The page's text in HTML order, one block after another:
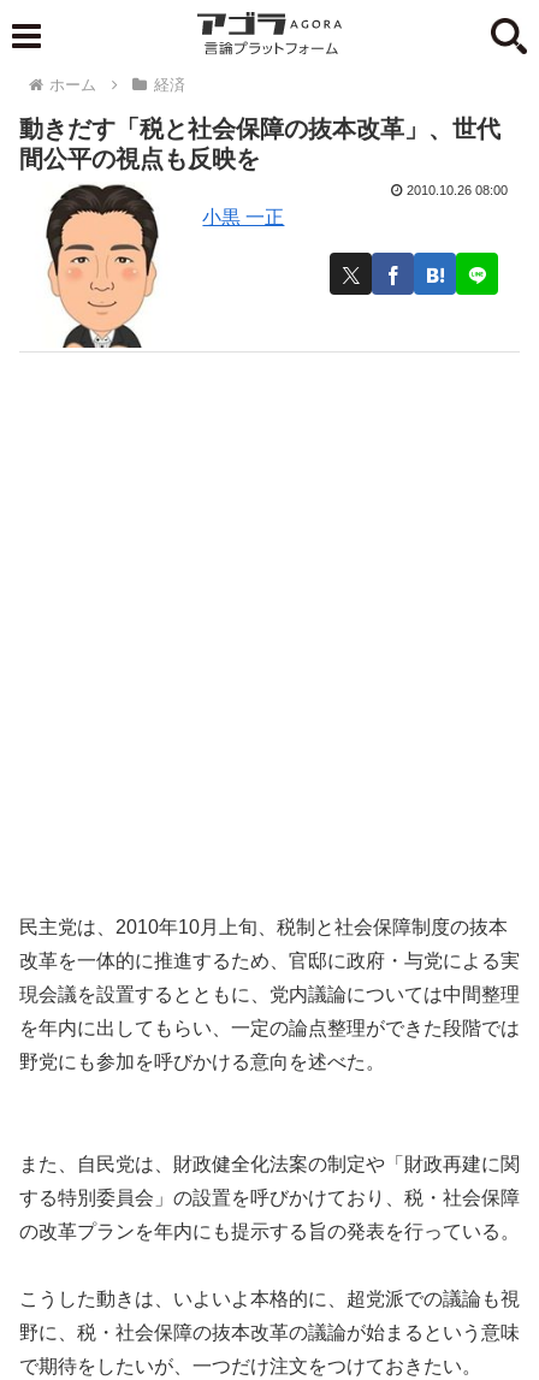
ホーム 経済
動きだす「税と社会保障の抜本改革」、世代
間公平の視点も反映を
小黒 一正
2010.10.26 08:00
民主党は、2010年10月上旬、税制と社会保障制度の抜本
改革を一体的に推進するため、官邸に政府・与党による実
現会議を設置するとともに、党内議論については中間整理
を年内に出してもらい、一定の論点整理ができた段階では
野党にも参加を呼びかける意向を述べた。
また、自民党は、財政健全化法案の制定や「財政再建に関
する特別委員会」の設置を呼びかけており、税・社会保障
の改革プランを年内にも提示する旨の発表を行っている。
こうした動きは、いよいよ本格的に、超党派での議論も視
野に、税・社会保障の抜本改革の議論が始まるという意味
で期待をしたいが、一つだけ注文をつけておきたい。